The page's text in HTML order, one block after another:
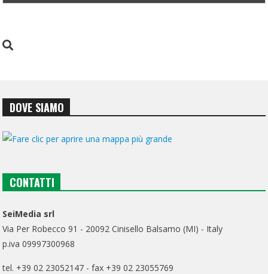
DOVE SIAMO
CONTATTI
SeiMedia srl
Via Per Robecco 91 - 20092 Cinisello Balsamo (MI) - Italy
p.iva 09997300968
tel. +39 02 23052147 - fax +39 02 23055769